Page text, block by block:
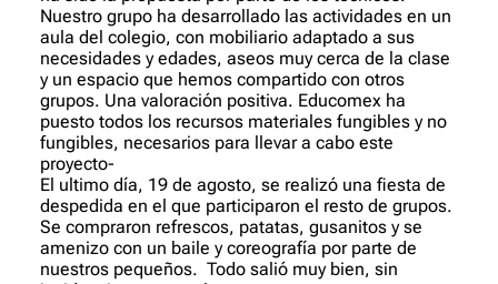
Nuestro grupo ha desarrollado las actividades en un
aula del colegio, con mobiliario adaptado a sus
necesidades y edades, aseos muy cerca de la clase
y un espacio que hemos compartido con otros
grupos. Una valoración positiva. Educomex ha
puesto todos los recursos materiales fungibles y no
fungibles, necesarios para llevar a cabo este
proyecto-
El ultimo día, 19 de agosto, se realizó una fiesta de
despedida en el que participaron el resto de grupos.
Se compraron refrescos, patatas, gusanitos y se
amenizo con un baile y coreografía por parte de
nuestros pequeños. Todo salió muy bien, sin